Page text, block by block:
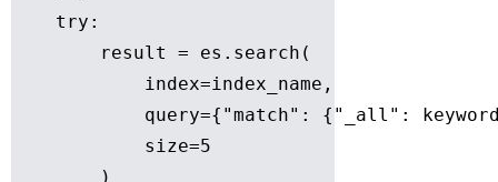
    try:
        result = es.search(
            index=index_name,
query={"match": {"_all":
            size=5
        )